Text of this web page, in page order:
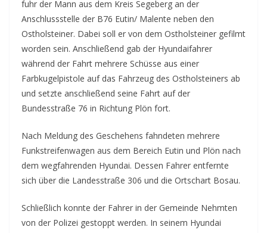
fuhr der Mann aus dem Kreis Segeberg an der
Anschlussstelle der B76 Eutin/ Malente neben den
Ostholsteiner. Dabei soll er von dem Ostholsteiner gefilmt
worden sein. Anschließend gab der Hyundaifahrer
während der Fahrt mehrere Schüsse aus einer
Farbkugelpistole auf das Fahrzeug des Ostholsteiners ab
und setzte anschließend seine Fahrt auf der
Bundesstraße 76 in Richtung Plön fort.
Nach Meldung des Geschehens fahndeten mehrere
Funkstreifenwagen aus dem Bereich Eutin und Plön nach
dem wegfahrenden Hyundai. Dessen Fahrer entfernte
sich über die Landesstraße 306 und die Ortschart Bosau.
Schließlich konnte der Fahrer in der Gemeinde Nehmten
von der Polizei gestoppt werden. In seinem Hyundai